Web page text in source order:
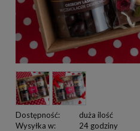
Dostępność:
duża ilość
Wysyłka w:
24 godziny